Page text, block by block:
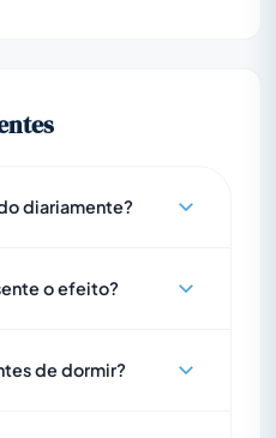
diariamente?
o efeito?
de dormir?